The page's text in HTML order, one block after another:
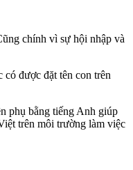
chính vì sự hội nhập và
được đặt tên con trên
phụ bằng tiếng Anh giúp
trên môi trường làm việc